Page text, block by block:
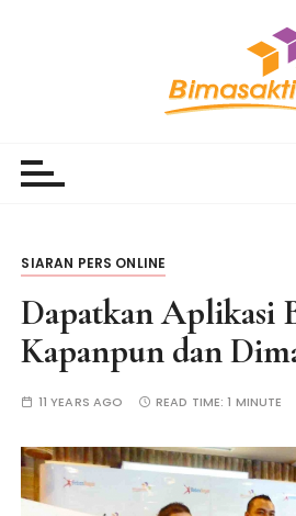
SIARAN PERS ONLINE
Dapatkan Aplikasi
Kapanpun dan
11 YEARS AGO READ TIME:1 MINUTE